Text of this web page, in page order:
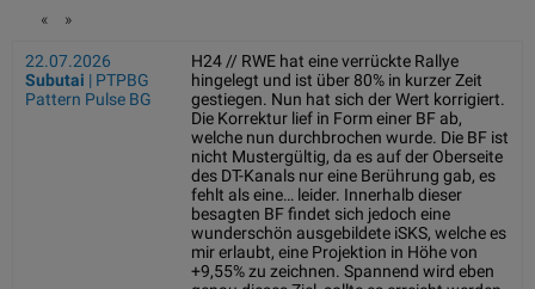
« »
22.07.2026
Subutai | PTPBG
Pattern Pulse BG
H24 // RWE hat eine verrückte Rallye
hingelegt und ist über 80% in kurzer Zeit
gestiegen. Nun hat sich der Wert korrigiert.
Die Korrektur lief in Form einer BF ab,
welche nun durchbrochen wurde. Die BF ist
nicht Mustergültig, da es auf der Oberseite
des DT-Kanals nur eine Berührung gab, es
fehlt als eine… leider. Innerhalb dieser
besagten BF findet sich jedoch eine
wunderschön ausgebildete iSKS, welche es
mir erlaubt, eine Projektion in Höhe von
+9,55% zu zeichnen. Spannend wird eben